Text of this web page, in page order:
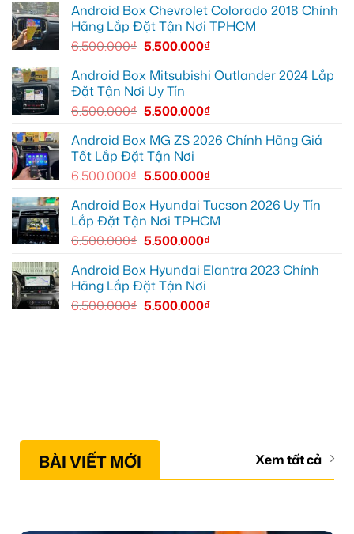
cao
trải
nghiệm
Hóc
Môn
lái
thoải
mái
hơn
Android
box
Geely
EX2
Quận
để
bản
YouTube
tiện
lợi
hơn
Android Box Chevrolet Colorado 2018 Chính
Hãng Lắp Đặt Tận Nơi TPHCM
6.500.000₫ 5.500.000₫
Android Box Mitsubishi Outlander 2024 Lắp
Đặt Tận Nơi Uy Tín
6.500.000₫ 5.500.000₫
Android Box MG ZS 2026 Chính Hãng Giá
Tốt Lắp Đặt Tận Nơi
6.500.000₫ 5.500.000₫
Android Box Hyundai Tucson 2026 Uy Tín
Lắp Đặt Tận Nơi TPHCM
6.500.000₫ 5.500.000₫
Android Box Hyundai Elantra 2023 Chính
Hãng Lắp Đặt Tận Nơi
6.500.000₫ 5.500.000₫
BÀI VIẾT MỚI Xem tất cả